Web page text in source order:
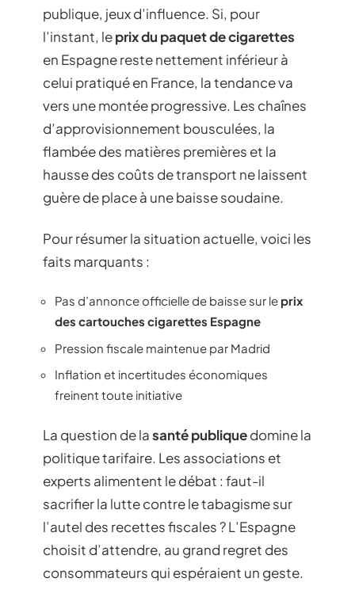
publique, jeux d’influence. Si, pour
l’instant, leprix du paquet de cigarettes
en Espagne reste nettement inférieur à
celui pratiqué en France, la tendance va
vers une montée progressive. Les chaînes
d’approvisionnement bousculées, la
flambée des matières premières et la
hausse des coûts de transport ne laissent
guère de place à une baisse soudaine.
Pour résumer la situation actuelle, voici les
faits marquants :
Pas d’annonce officielle de baisse sur le prix
des cartouches cigarettes Espagne
Pression fiscale maintenue par Madrid
Inflation et incertitudes économiques
freinent toute initiative
La question de lasanté publiquedomine la
politique tarifaire. Les associations et
experts alimentent le débat : faut-il
sacrifier la lutte contre le tabagisme sur
l’autel des recettes fiscales ? L’Espagne
choisit d’attendre, au grand regret des
consommateurs qui espéraient un geste.